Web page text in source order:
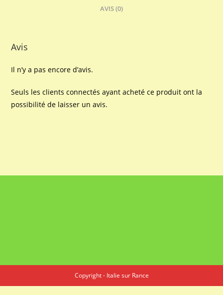
AVIS (0)
Avis
Il n’y a pas encore d’avis.
Seuls les clients connectés ayant acheté ce produit ont la
possibilité de laisser un avis.
Copyright - Italie sur Rance